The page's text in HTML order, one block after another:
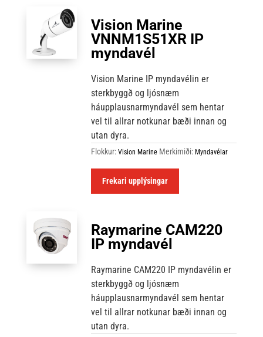
Vision Marine
VNNM1S51XR IP
myndavél
Vision Marine IP myndavélin er
sterkbyggð og ljósnæm
háupplausnarmyndavél sem hentar
vel til allrar notkunar bæði innan og
utan dyra.
Flokkur:Vision Marine Merkimiði: Myndavélar
Frekari upplýsingar
Raymarine CAM220
IP myndavél
Raymarine CAM220 IP myndavélin er
sterkbyggð og ljósnæm
háupplausnarmyndavél sem hentar
vel til allrar notkunar bæði innan og
utan dyra.